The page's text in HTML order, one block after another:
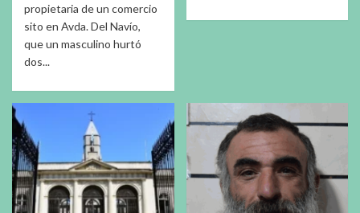
propietaria de un comercio
sito en Avda. Del Navío,
que un masculino hurtó
dos...